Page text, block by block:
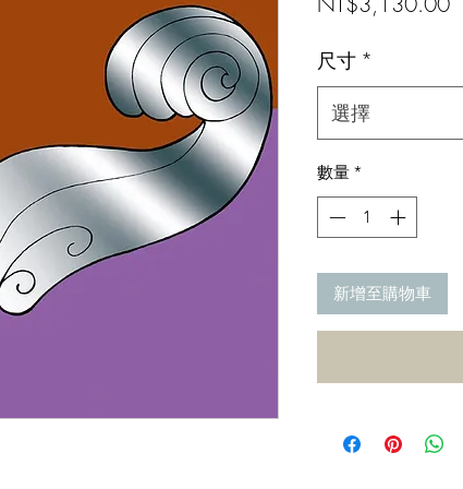
尺寸 *
選擇
數量 *
新增至購物車